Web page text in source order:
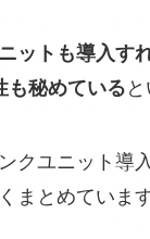
ットも導入す
も秘めている
クユニット導
まとめています